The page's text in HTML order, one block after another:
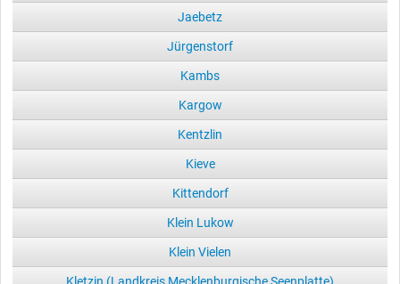
Jaebetz
Jürgenstorf
Kambs
Kargow
Kentzlin
Kieve
Kittendorf
Klein Lukow
Klein Vielen